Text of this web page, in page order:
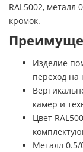
RAL5002, металл
кромок.
Изделие
переход на
камер и
Цвет
Металл